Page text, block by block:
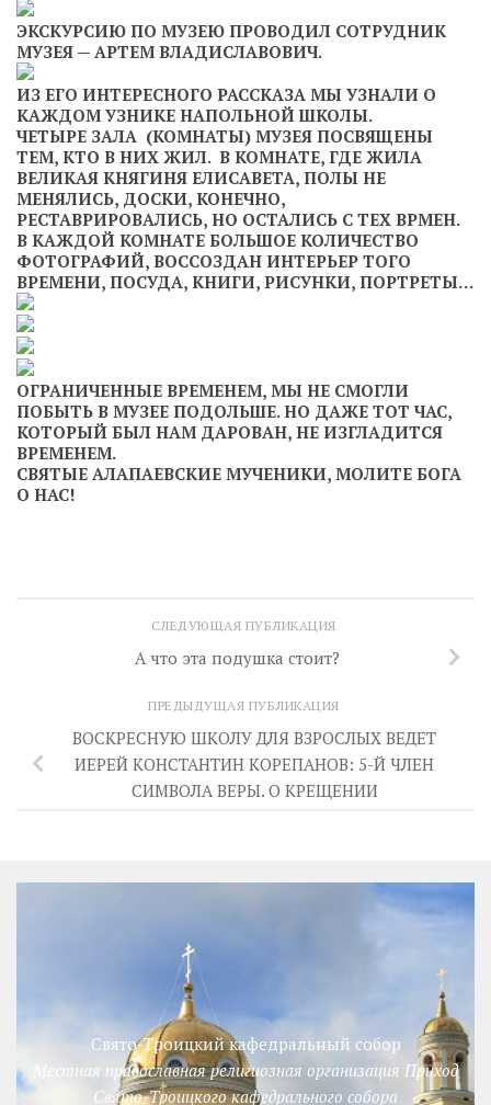
ЭКСКУРСИЮ ПО МУЗЕЮ ПРОВОДИЛ СОТРУДНИК
МУЗЕЯ — АРТЕМ ВЛАДИСЛАВОВИЧ.
ИЗ ЕГО ИНТЕРЕСНОГО РАССКАЗА МЫ УЗНАЛИ О
КАЖДОМ УЗНИКЕ НАПОЛЬНОЙ ШКОЛЫ.
ЧЕТЫРЕ ЗАЛА (КОМНАТЫ) МУЗЕЯ ПОСВЯЩЕНЫ
ТЕМ, КТО В НИХ ЖИЛ. В КОМНАТЕ, ГДЕ ЖИЛА
ВЕЛИКАЯ КНЯГИНЯ ЕЛИСАВЕТА, ПОЛЫ НЕ
МЕНЯЛИСЬ, ДОСКИ, КОНЕЧНО,
РЕСТАВРИРОВАЛИСЬ, НО ОСТАЛИСЬ С ТЕХ ВРМЕН.
В КАЖДОЙ КОМНАТЕ БОЛЬШОЕ КОЛИЧЕСТВО
ФОТОГРАФИЙ, ВОССОЗДАН ИНТЕРЬЕР ТОГО
ВРЕМЕНИ, ПОСУДА, КНИГИ, РИСУНКИ, ПОРТРЕТЫ…
ОГРАНИЧЕННЫЕ ВРЕМЕНЕМ, МЫ НЕ СМОГЛИ
ПОБЫТЬ В МУЗЕЕ ПОДОЛЬШЕ. НО ДАЖЕ ТОТ ЧАС,
КОТОРЫЙ БЫЛ НАМ ДАРОВАН, НЕ ИЗГЛАДИТСЯ
ВРЕМЕНЕМ.
СВЯТЫЕ АЛАПАЕВСКИЕ МУЧЕНИКИ, МОЛИТЕ БОГА
О НАС!
СЛЕДУЮЩАЯ ПУБЛИКАЦИЯ
А что эта подушка стоит?
ПРЕДЫДУЩАЯ ПУБЛИКАЦИЯ
ВОСКРЕСНУЮ ШКОЛУ ДЛЯ ВЗРОСЛЫХ ВЕДЕТ
ИЕРЕЙ КОНСТАНТИН КОРЕПАНОВ: 5-Й ЧЛЕН
СИМВОЛА ВЕРЫ. О КРЕЩЕНИИ
Свято-Троицкий кафедральный собор
Местная православная религиозная организация Приход
Свято-Троицкого кафедрального собора